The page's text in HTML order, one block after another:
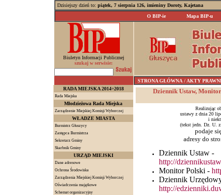
Dzisiejszy dzień to: piątek, 7 sierpnia 126, imieniny Doroty, Kajetana
O BIP-ie
Mapa BIP-u
Biuletyn Informacji Publicznej
szukaj w serwisie:
STRONA GŁÓWNA / AKTY
RADA MIEJSKA 2014÷2018
Rada Miejska
Młodzieżowa Rada Miejska
Zarządzenie Miejskiej Komisji Wyborczej
WŁADZE MIASTA
Burmistrz Głuszycy
Zastępca Burmistrza
Sekretarz Gminy
Skarbnik Gminy
URZĄD MIEJSKI
Dane adresowe
Ochrona Środowiska
Zarządzenia Miejskiej Komisji Wyborczej
Oświadczenia majątkowe
Schemat organizacyjny
Dziennik Ustaw,
Realizując
ustawy z dnia 20
i
(tekst jedn. Dz. U.
podaje
adresy do
Dziennik Ustaw -
http://
Monitor Polski -
Dziennik
http://